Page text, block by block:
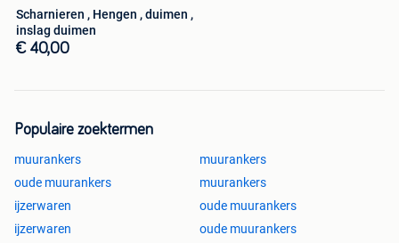
Scharnieren , Hengen , duimen ,
inslag duimen
€ 40,00
Populaire zoektermen
muurankers
muurankers
oude muurankers
muurankers
ijzerwaren
oude muurankers
ijzerwaren
oude muurankers